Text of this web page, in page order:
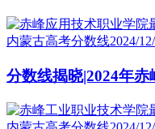
内蒙古高考分数线2024/
分数线揭晓|2024年